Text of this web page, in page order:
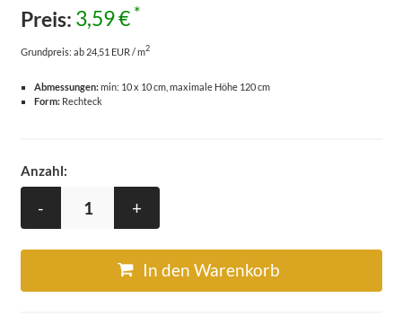
Preis: 3,59 € *
Grundpreis: ab 24,51 EUR / m2
Abmessungen:min: 10 x 10 cm, maximale Höhe 120 cm
Form:Rechteck
Anzahl:
- +
In den Warenkorb